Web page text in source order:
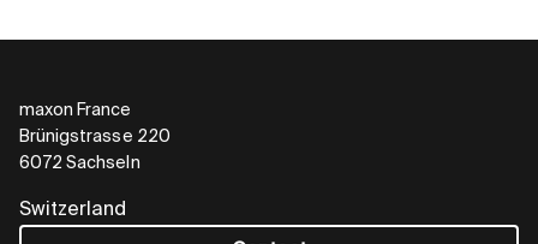
maxon France
Brünigstrasse 220
6072 Sachseln
Switzerland